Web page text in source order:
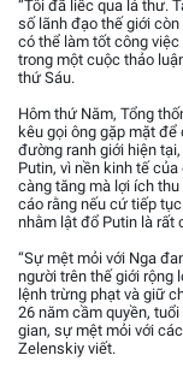
“Tôi đã liếc qua lá thư.
số lãnh đạo thế giới
có thể làm tốt công việc
trong một cuộc thảo
thứ Sáu.
Hôm thứ Năm, Tổng
kêu gọi ông gặp mặt
đường ranh giới hiện
Putin, vì nền kinh tế
càng tăng mà lợi ích
cáo rằng nếu cứ tiếp
nhằm lật đổ Putin là rất
“Sự mệt mỏi với Nga
người trên thế giới rộng
lệnh trừng phạt và giữ
26 năm cầm quyền,
gian, sự mệt mỏi với
Zelenskiy viết.